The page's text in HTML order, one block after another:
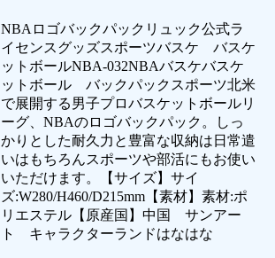
NBAロゴバックパックリュック公式ラ
イセンスグッズスポーツバスケ バスケ
ットボールNBA-032NBAバスケバスケ
ットボール バックパックスポーツ北米
で展開する男子プロバスケットボールリ
ーグ、NBAのロゴバックパック。しっ
かりとした耐久力と豊富な収納は日常遣
いはもちろんスポーツや部活にもお使い
いただけます。【サイズ】サイ
ズ:W280/H460/D215mm【素材】素材:ポ
リエステル【原産国】中国 サンアー
ト キャラクターランドはなはな